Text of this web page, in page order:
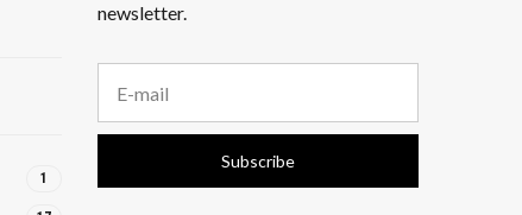
1
newsletter.
a
i
a
Subscribe